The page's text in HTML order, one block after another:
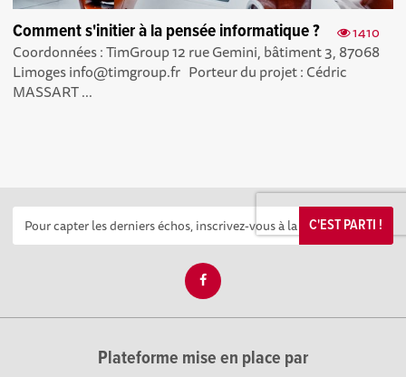
1410
Comment s'initier à la pensée informatique ?
Coordonnées : TimGroup 12 rue Gemini, bâtiment 3, 87068
Limoges info@timgroup.fr Porteur du projet : Cédric
MASSART ...
C'EST PARTI !
Plateforme mise en place par